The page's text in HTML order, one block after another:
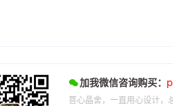
加我微信咨询购买：
菩心晶舍，一直用心设计，